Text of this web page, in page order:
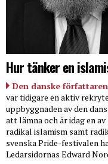
Hur tänker en
Den danske författaren
var tidigare en aktiv
uppbyggnaden av den
att lämna och är idag en
radikal islamism samt
svenska Pride-festivalen
Ledarsidornas Edward